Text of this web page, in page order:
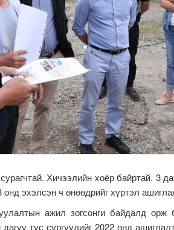
Хичээлийн хоёр байртай. 3
эхэлсэн ч өнөөдрийг хүртэл
ажил зогсонги байдалд орж
тус сургуулийг 2022 онд